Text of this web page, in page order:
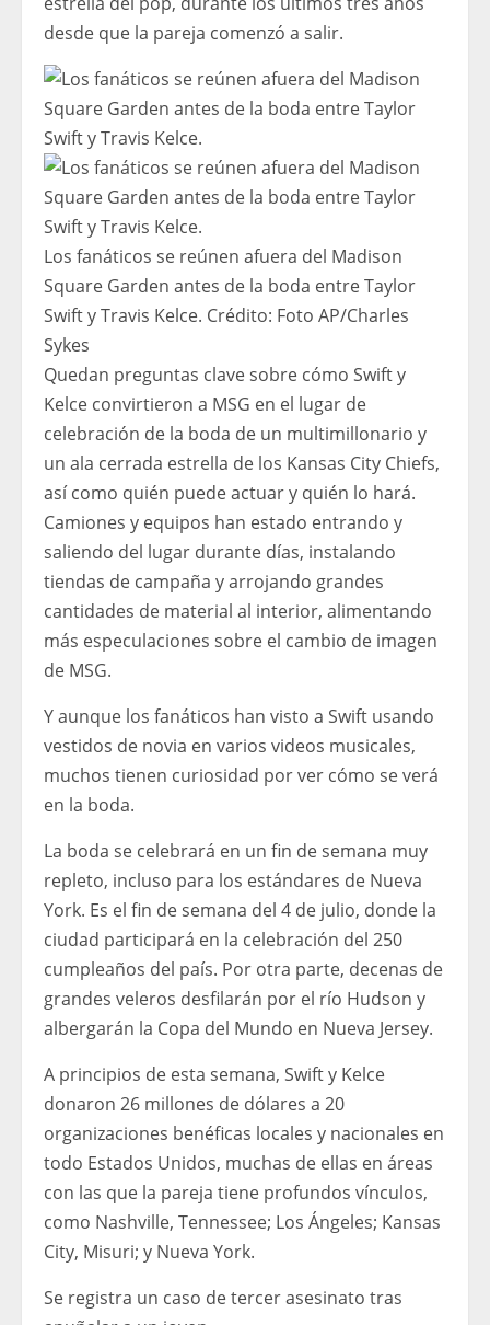
desde que la pareja comenzó a salir.
Los fanáticos se reúnen afuera del Madison
Square Garden antes de la boda entre Taylor
Swift y Travis Kelce. Crédito: Foto AP/Charles
Sykes
Quedan preguntas clave sobre cómo Swift y
Kelce convirtieron a MSG en el lugar de
celebración de la boda de un multimillonario y
un ala cerrada estrella de los Kansas City Chiefs,
así como quién puede actuar y quién lo hará.
Camiones y equipos han estado entrando y
saliendo del lugar durante días, instalando
tiendas de campaña y arrojando grandes
cantidades de material al interior, alimentando
más especulaciones sobre el cambio de imagen
de MSG.
Y aunque los fanáticos han visto a Swift usando
vestidos de novia en varios videos musicales,
muchos tienen curiosidad por ver cómo se verá
en la boda.
La boda se celebrará en un fin de semana muy
repleto, incluso para los estándares de Nueva
York. Es el fin de semana del 4 de julio, donde la
ciudad participará en la celebración del 250
cumpleaños del país. Por otra parte, decenas de
grandes veleros desfilarán por el río Hudson y
albergarán la Copa del Mundo en Nueva Jersey.
A principios de esta semana, Swift y Kelce
donaron 26 millones de dólares a 20
organizaciones benéficas locales y nacionales en
todo Estados Unidos, muchas de ellas en áreas
con las que la pareja tiene profundos vínculos,
como Nashville, Tennessee; Los Ángeles; Kansas
City, Misuri; y Nueva York.
Se registra un caso de tercer asesinato tras